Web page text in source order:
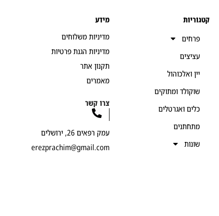
ואלכוהול
ומתוקים
ואגרטלים
מדיניות משלוחים
מדיניות הגנת פרטיות
תקנון אתר
צרו קשר
עמק רפאים 26, ירושלים
erezprachim@gmail.com